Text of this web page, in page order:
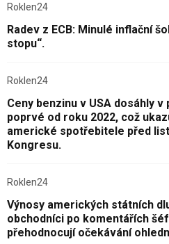
Roklen24
Radev z ECB: Minulé inflační
stopu“.
Roklen24
Ceny benzinu v USA dosáhly
poprvé od roku 2022, což
americké spotřebitele před
Kongresu.
Roklen24
Výnosy amerických státních
obchodníci po komentářích
přehodnocují očekávání